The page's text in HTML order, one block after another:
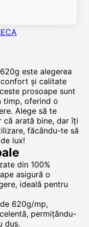
este alegerea
și calitate
prosoape sunt
timp, oferind o
Alege să te
că arată bine, dar îți
făcându-te să
lux!
din 100%
asigură o
ideală pentru
620g/mp,
permițându-
duș.